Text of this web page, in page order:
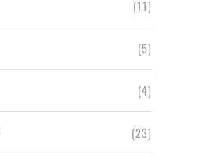
(11)
(5)
(4)
(23)